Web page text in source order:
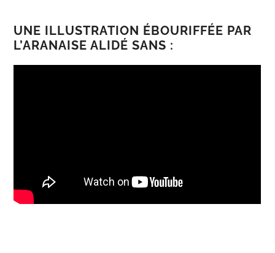
UNE ILLUSTRATION ÉBOURIFFÉE PAR
L’ARANAISE ALIDÉ SANS :